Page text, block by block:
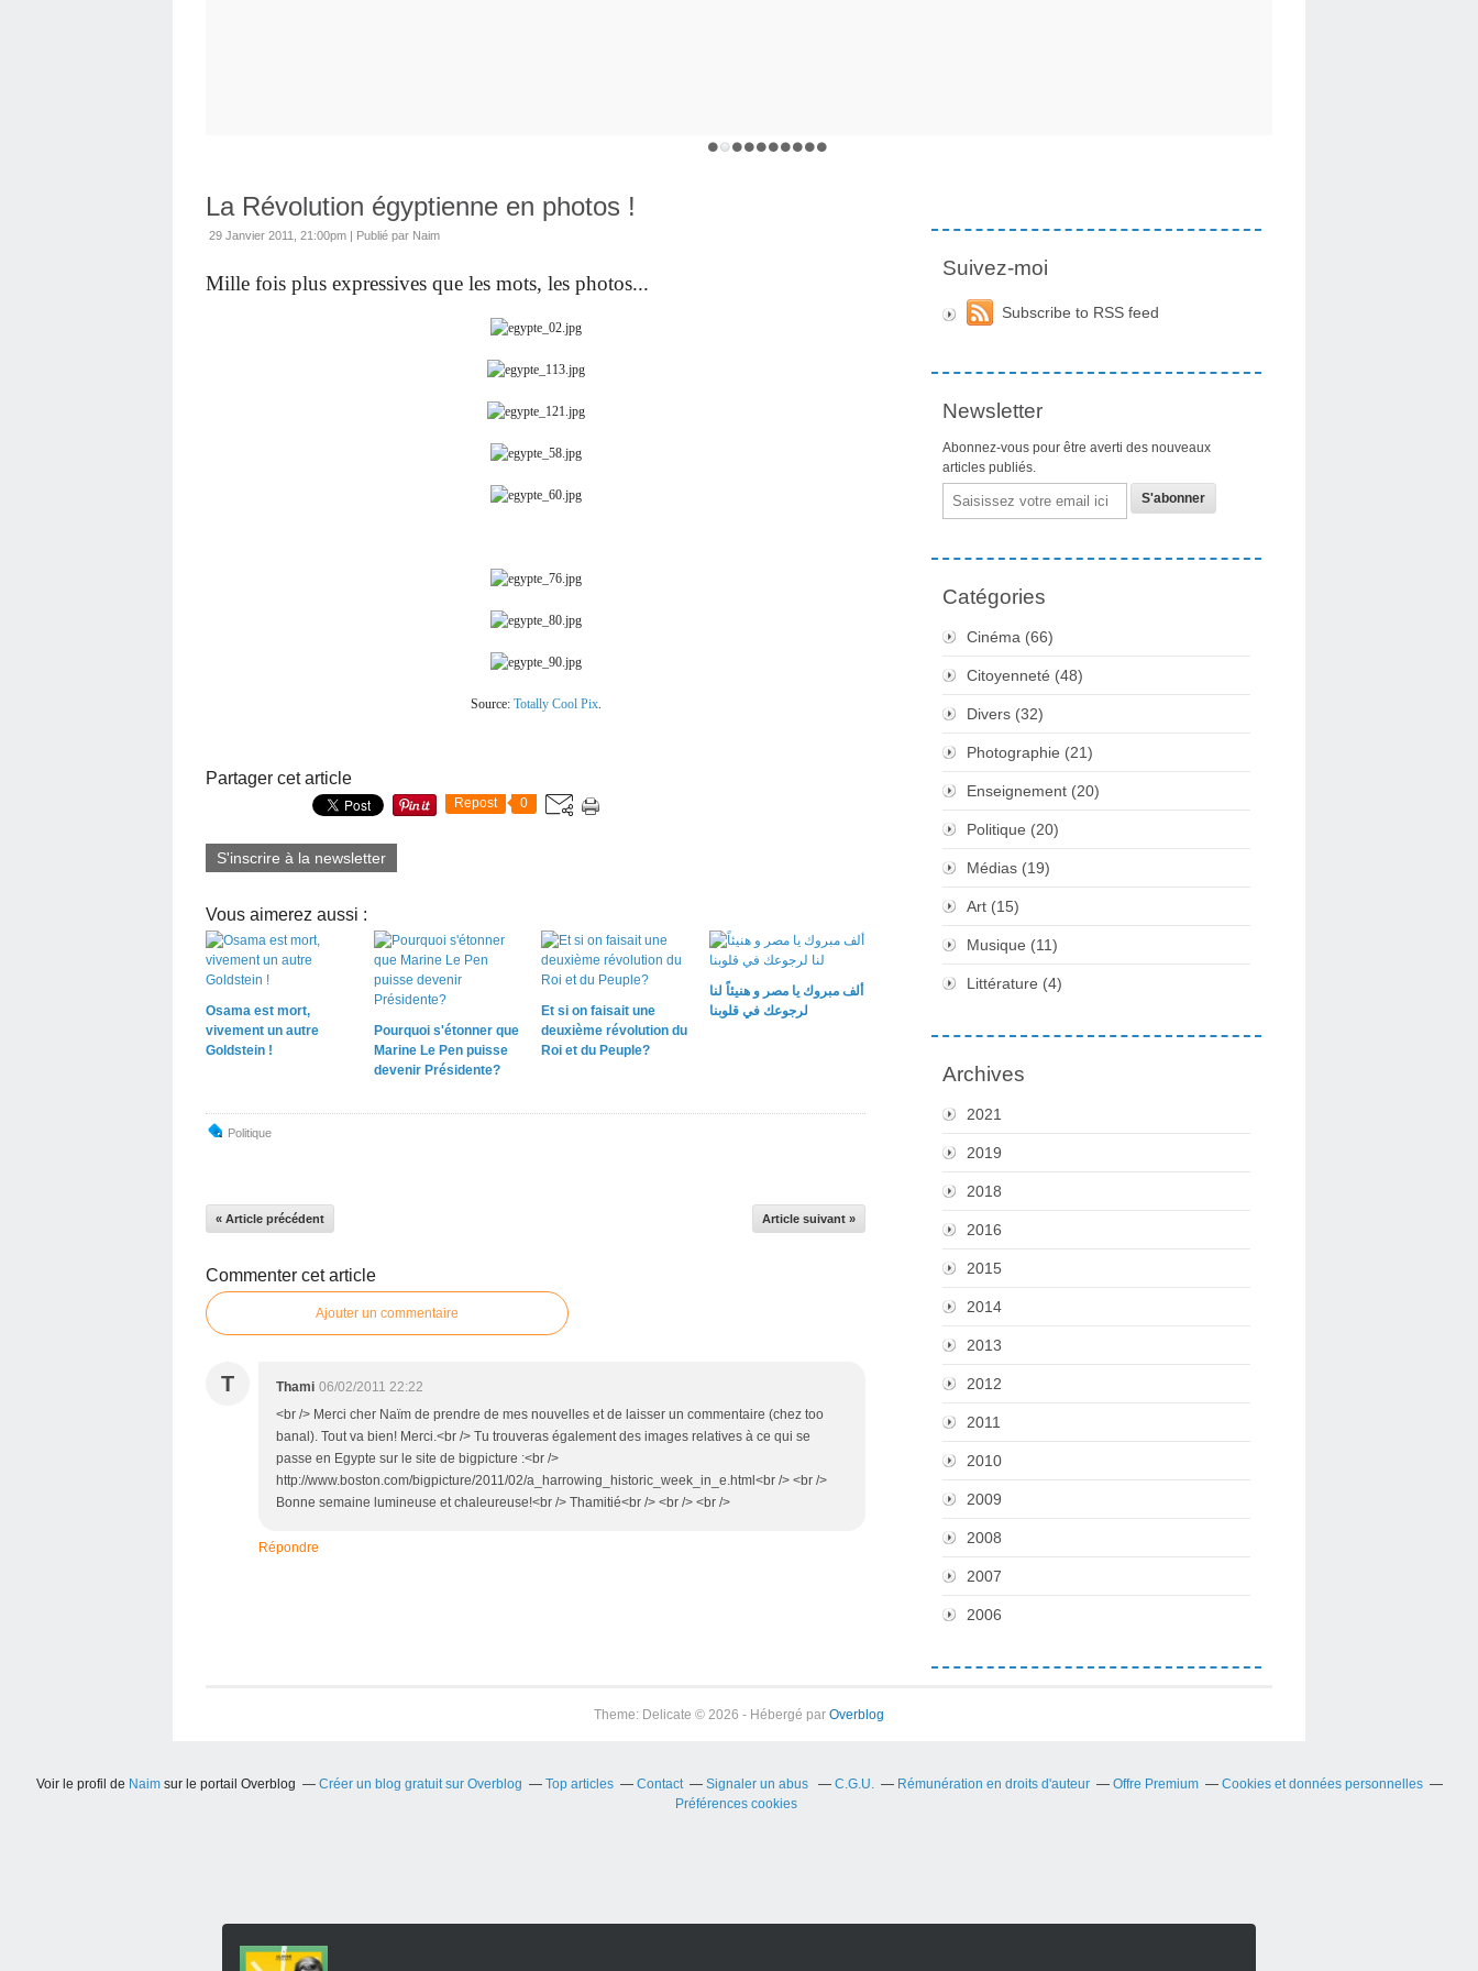
La Révolution égyptienne en photos !
29 Janvier 2011, 21:00pm | Publié par Naim
Mille fois plus expressives que les mots, les photos...
Source: Totally Cool Pix.
Partager cet article
Repost 0
S'inscrire à la newsletter
Vous aimerez aussi :
Osama est mort,
vivement un autre
Goldstein !
Pourquoi s'étonner que
Marine Le Pen puisse
devenir Présidente?
Et si on faisait une
deuxième révolution du
Roi et du Peuple?
ألف مبروك يا مصر و هنيئاً لنا
لرجوعك في قلوبنا
Politique
« Article précédent Article suivant »
Commenter cet article
Ajouter un commentaire
T Thami 06/02/2011 22:22
<br /> Merci cher Naïm de prendre de mes nouvelles et de laisser un commentaire (chez too
banal). Tout va bien! Merci.<br /> Tu trouveras également des images relatives à ce qui se
passe en Egypte sur le site de bigpicture :<br />
http://www.boston.com/bigpicture/2011/02/a_harrowing_historic_week_in_e.html<br /> <br />
Bonne semaine lumineuse et chaleureuse!<br /> Thamitié<br /> <br /> <br />
Répondre
Suivez-moi
Subscribe to RSS feed
Newsletter
Abonnez-vous pour être averti des nouveaux
articles publiés.
Email
Catégories
Cinéma (66)
Citoyenneté (48)
Divers (32)
Photographie (21)
Enseignement (20)
Politique (20)
Médias (19)
Art (15)
Musique (11)
Littérature (4)
Archives
2021
2019
2018
2016
2015
2014
2013
2012
2011
2010
2009
2008
2007
2006
Theme: Delicate © 2026 - Hébergé par Overblog
Voir le profil de Naimsur le portail Overblog Créer un blog gratuit sur Overblog Top articles Contact Signaler un abus C.G.U. Rémunération en droits d'auteur Offre Premium
Cookies et données personnelles
Préférences cookies